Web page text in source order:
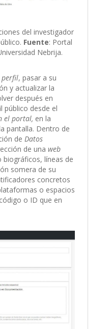
del investigador
Fuente: Portal
Nebrija.
perfil, pasar a su
y actualizar la
después en
público desde el
el portal, en la
pantalla. Dentro de
de Datos
de una web
líneas de
somera de su
concretos
o espacios
o ID que en